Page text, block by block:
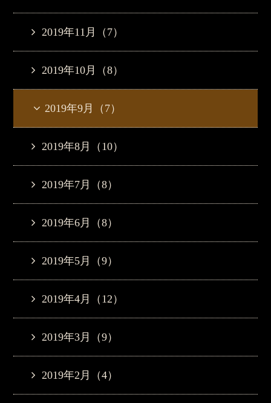
2019年11月（7）
2019年10月（8）
2019年9月（7）
2019年8月（10）
2019年7月（8）
2019年6月（8）
2019年5月（9）
2019年4月（12）
2019年3月（9）
2019年2月（4）